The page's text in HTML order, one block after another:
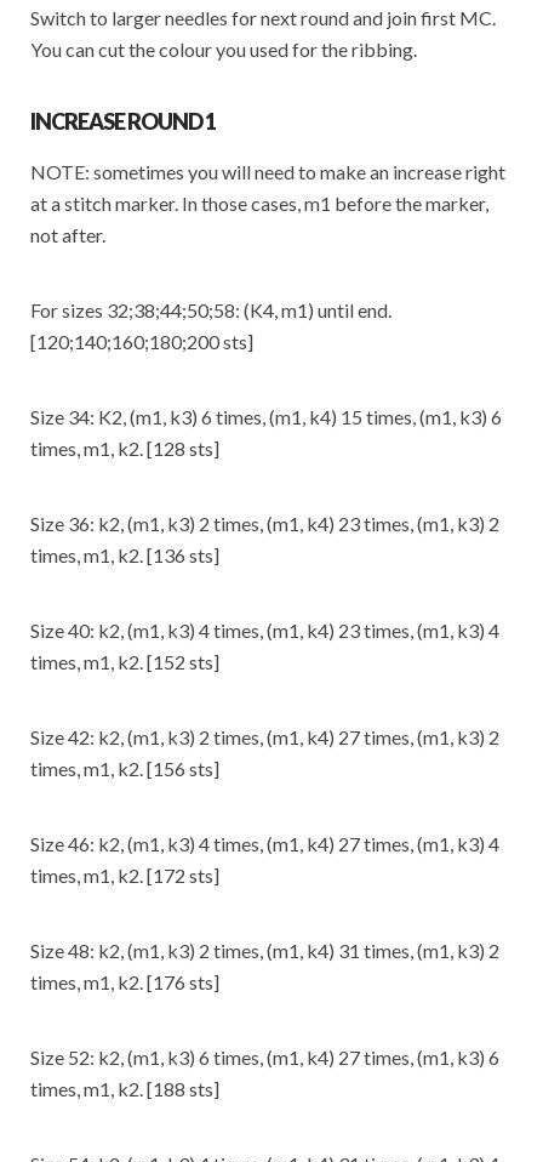
Switch to larger needles for next round and join first MC.
You can cut the colour you used for the ribbing.
INCREASE ROUND 1
NOTE: sometimes you will need to make an increase right
at a stitch marker. In those cases, m1 before the marker,
not after.
For sizes 32;38;44;50;58: (K4, m1) until end.
[120;140;160;180;200 sts]
Size 34: K2, (m1, k3) 6 times, (m1, k4) 15 times, (m1, k3) 6
times, m1, k2. [128 sts]
Size 36: k2, (m1, k3) 2 times, (m1, k4) 23 times, (m1, k3) 2
times, m1, k2. [136 sts]
Size 40: k2, (m1, k3) 4 times, (m1, k4) 23 times, (m1, k3) 4
times, m1, k2. [152 sts]
Size 42: k2, (m1, k3) 2 times, (m1, k4) 27 times, (m1, k3) 2
times, m1, k2. [156 sts]
Size 46: k2, (m1, k3) 4 times, (m1, k4) 27 times, (m1, k3) 4
times, m1, k2. [172 sts]
Size 48: k2, (m1, k3) 2 times, (m1, k4) 31 times, (m1, k3) 2
times, m1, k2. [176 sts]
Size 52: k2, (m1, k3) 6 times, (m1, k4) 27 times, (m1, k3) 6
times, m1, k2. [188 sts]